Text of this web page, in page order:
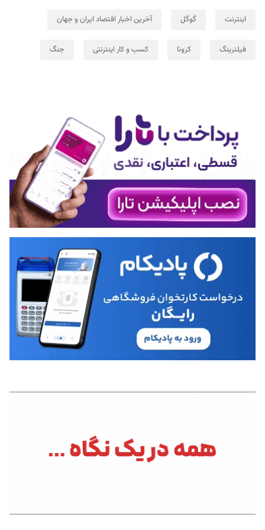
اینترنت گوگل آخرین اخبار اقتصاد ایران و جهان
فیلترینگ کرونا کسب و کار اینترنتی جنگ